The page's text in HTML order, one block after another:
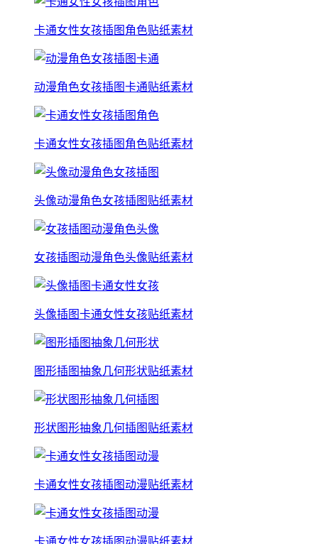
卡通女性女孩插图角色贴纸素材
动漫角色女孩插图卡通贴纸素材
卡通女性女孩插图角色贴纸素材
头像动漫角色女孩插图贴纸素材
女孩插图动漫角色头像贴纸素材
头像插图卡通女性女孩贴纸素材
图形插图抽象几何形状贴纸素材
形状图形抽象几何插图贴纸素材
卡通女性女孩插图动漫贴纸素材
卡通女性女孩插图动漫贴纸素材